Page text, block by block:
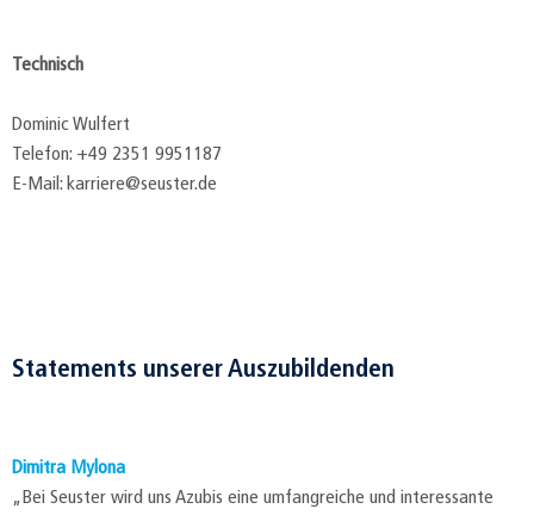
Technisch
Dominic Wulfert
Telefon: +49 2351 9951187
E-Mail: karriere@seuster.de
Statements unserer Auszubildenden
Dimitra Mylona
„Bei Seuster wird uns Azubis eine umfangreiche und interessante